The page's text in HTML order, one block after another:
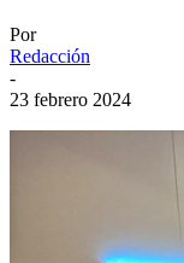
Por
Redacción
-
23 febrero 2024